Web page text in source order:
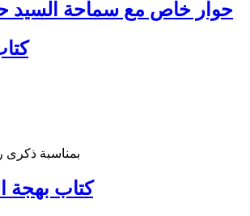
حوار خاص مع سماحة السيد
بمناسبة
كتاب بهجة